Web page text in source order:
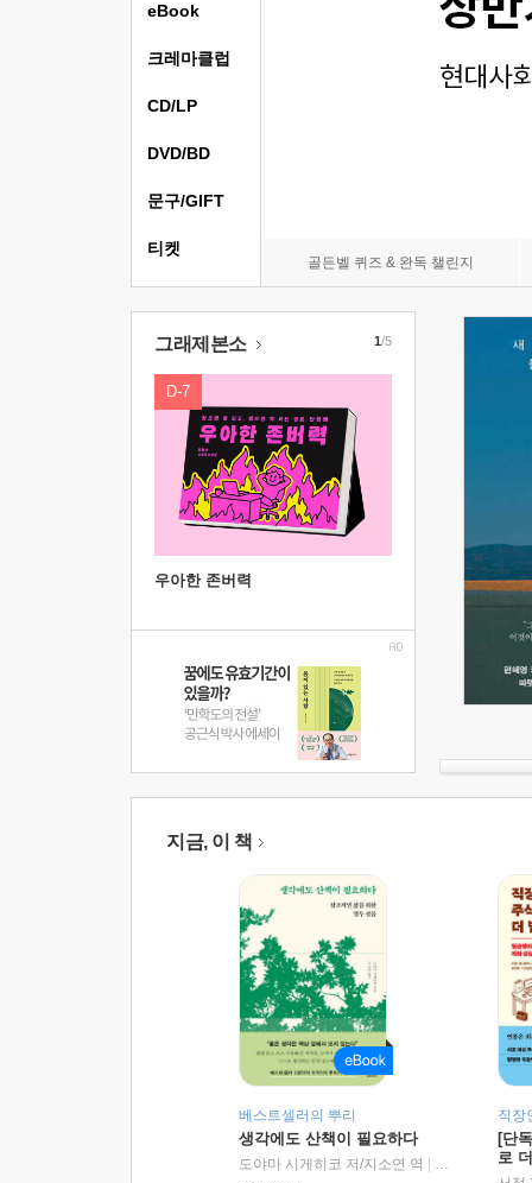
골든벨 퀴즈 & 완독 챌린지
eBook
크레마클럽
CD/LP
DVD/BD
문구/GIFT
티켓
그래제본소
D-7
우아한 존버력
1/5
지금, 이 책
베스트셀러의 뿌리
생각에도 산책이 필요하다
도야마 시게히코 저/지소연 역
알에이치코리
직장
[단
로